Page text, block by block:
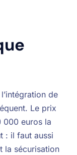
de
Le prix
000 euros la
: il faut aussi
la sécurisation